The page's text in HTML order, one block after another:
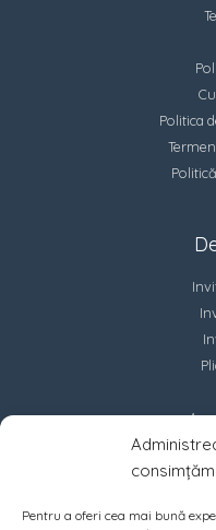
Pentru a oferi cea mai bună
Politica